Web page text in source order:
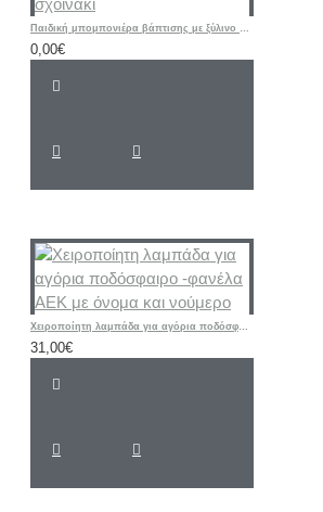
Παιδική μπομπονιέρα βάπτισης με ξύλινο παιχνίδι σχοινάκι
0,00€
Χειροποίητη λαμπάδα για αγόρια ποδόσφαιρο -φανέλα ΑΕΚ με όνομα και νούμερο
31,00€